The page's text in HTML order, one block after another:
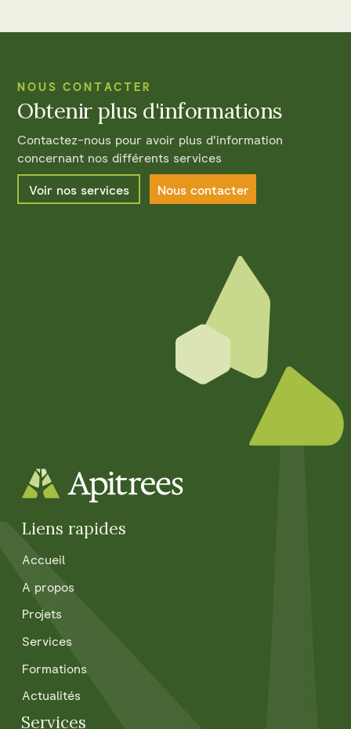
NOUS CONTACTER
Obtenir plus d'informations
Contactez-nous pour avoir plus d'information
concernant nos différents services
Voir nos services
Nous contacter
Liens rapides
Accueil
A propos
Projets
Services
Formations
Actualités
Services